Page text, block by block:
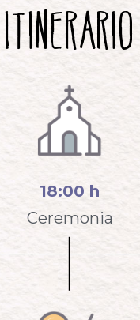
Itinerario
18:00 h
Ceremonia